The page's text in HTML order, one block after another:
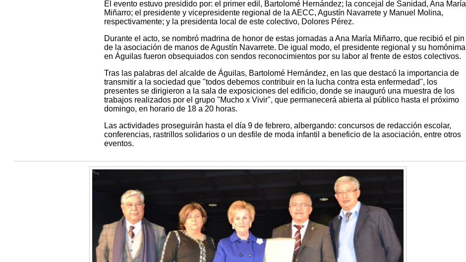
El evento estuvo presidido por: el primer edil, Bartolomé Hernández; la concejal de Sanidad, Ana María
Miñarro; el presidente y vicepresidente regional de la AECC, Agustín Navarrete y Manuel Molina,
respectivamente; y la presidenta local de este colectivo, Dolores Pérez.
Durante el acto, se nombró madrina de honor de estas jornadas a Ana María Miñarro, que recibió el pin
de la asociación de manos de Agustín Navarrete. De igual modo, el presidente regional y su homónima
en Águilas fueron obsequiados con sendos reconocimientos por su labor al frente de estos colectivos.
Tras las palabras del alcalde de Águilas, Bartolomé Hernández, en las que destacó la importancia de
transmitir a la sociedad que "todos debemos contribuir en la lucha contra esta enfermedad", los
presentes se dirigieron a la sala de exposiciones del edificio, donde se inauguró una muestra de los
trabajos realizados por el grupo "Mucho x Vivir", que permanecerá abierta al público hasta el próximo
domingo, en horario de 18 a 20 horas.
Las actividades proseguirán hasta el día 9 de febrero, albergando: concursos de redacción escolar,
conferencias, rastrillos solidarios o un desfile de moda infantil a beneficio de la asociación, entre otros
eventos.